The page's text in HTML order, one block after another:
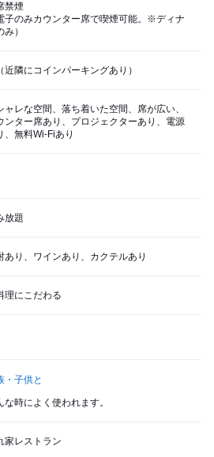
禁煙
子のみカウンター席で喫煙可能。※ディナ
み）
近隣にコインパーキングあり）
ャレな空間、落ち着いた空間、席が広い、
ンター席あり、プロジェクターあり、電源
、無料Wi-Fiあり
放題
あり、ワインあり、カクテルあり
理にこだわる
・子供と
な時によく使われます。
家レストラン